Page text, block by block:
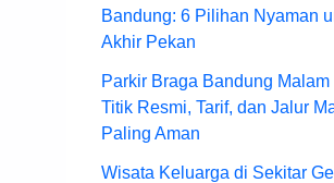
Bandung: 6 Pilihan Nyaman
Akhir Pekan
Parkir Braga Bandung Malam
Titik Resmi, Tarif, dan Jalur
Paling Aman
Wisata Keluarga di Sekitar